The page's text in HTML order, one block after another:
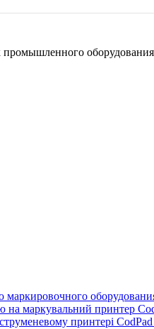
на маркувальний принтер
принтері